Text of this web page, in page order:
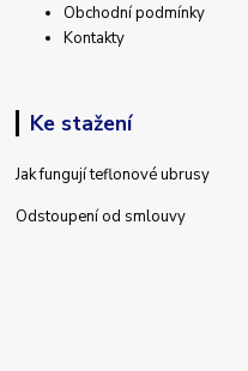
Obchodní podmínky
Kontakty
Ke stažení
Jak fungují teflonové ubrusy
Odstoupení od smlouvy